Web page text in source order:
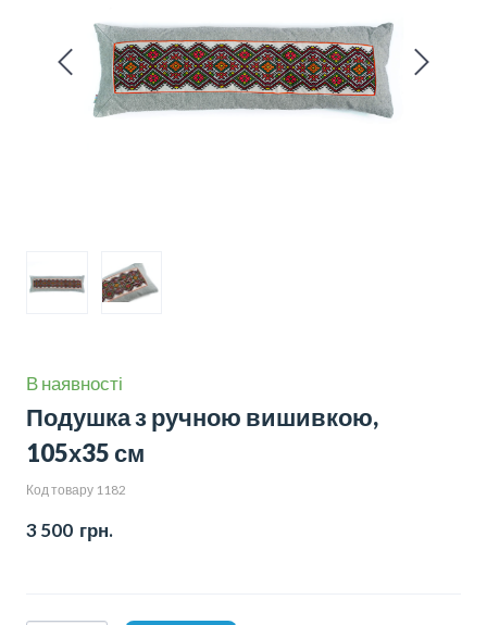
В наявності
Подушка з ручною вишивкою,
105х35 см
Код товару 1182
3 500  грн.